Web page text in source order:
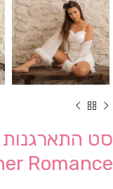
Romance"